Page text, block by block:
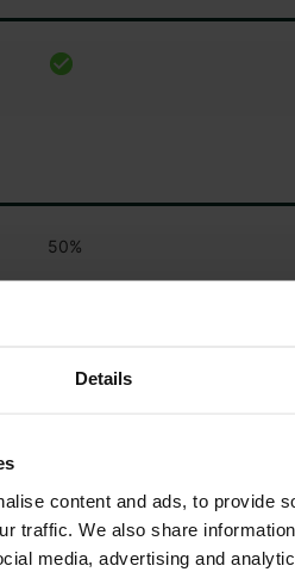
Details
content and ads, to provide
traffic. We also share
media, advertising and
50%
420/70r28
80%